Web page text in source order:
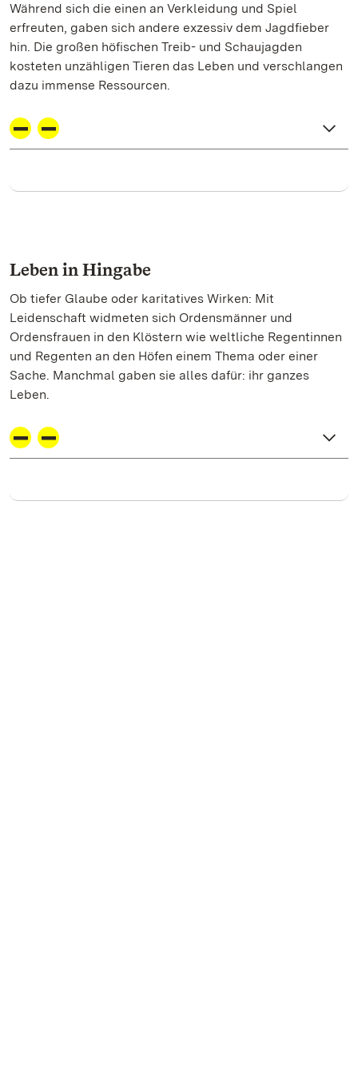
Während sich die einen an Verkleidung und Spiel
erfreuten, gaben sich andere exzessiv dem Jagdfieber
hin. Die großen höfischen Treib- und Schaujagden
kosteten unzähligen Tieren das Leben und verschlangen
dazu immense Ressourcen.
Leben in Hingabe
Ob tiefer Glaube oder karitatives Wirken: Mit
Leidenschaft widmeten sich Ordensmänner und
Ordensfrauen in den Klöstern wie weltliche Regentinnen
und Regenten an den Höfen einem Thema oder einer
Sache. Manchmal gaben sie alles dafür: ihr ganzes
Leben.